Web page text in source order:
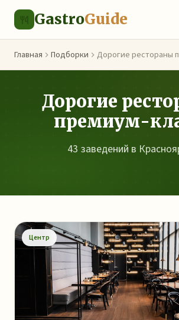
GastroGuide
Главная Подборки Дорогие рестораны
Дорогие
премиум-
43 заведений в
Центр